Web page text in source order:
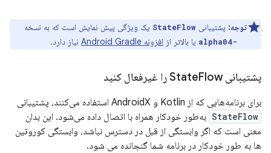
توجه: پشتیبانی StateFlow یک ویژگی پیش نمایش است که به نسخه
یا بالاتر از افزونه Android Gradle نیاز دارد.
پشتیبانی StateFlow را غیرفعال کنید
برای برنامه‌هایی که از Kotlin و AndroidX استفاده می‌کنند، پشتیبانی
StateFlow به‌طور خودکار همراه با اتصال داده می‌شود. این بدان
معنی است که اگر وابستگی از قبل در دسترس نباشد، وابستگی کوروتین
ها به طور خودکار در برنامه شما گنجانده می شود.